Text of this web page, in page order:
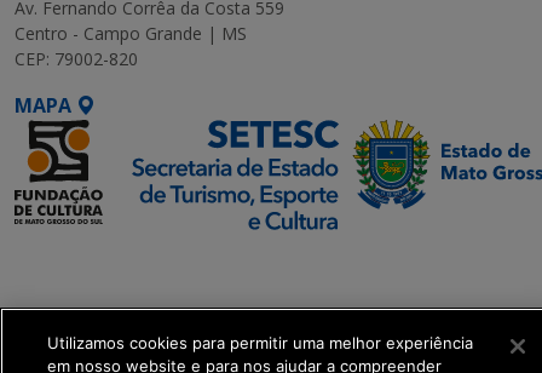
Av. Fernando Corrêa da Costa 559
Centro - Campo Grande | MS
CEP: 79002-820
MAPA
Transformação Digital
Utilizamos cookies para permitir uma melhor experiência
em nosso website e para nos ajudar a compreender